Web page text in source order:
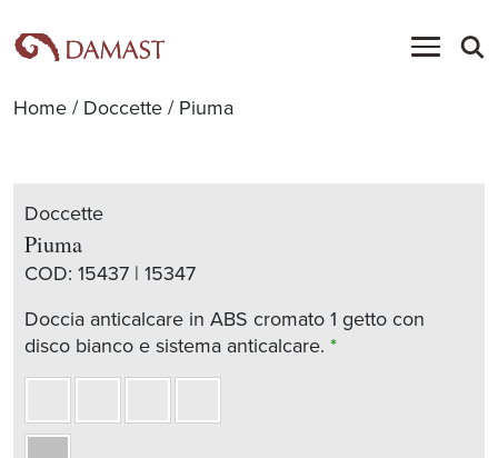
Home / Doccette / Piuma
Doccette
Piuma
COD: 15437 | 15347
Doccia anticalcare in ABS cromato 1 getto con
disco bianco e sistema anticalcare. *